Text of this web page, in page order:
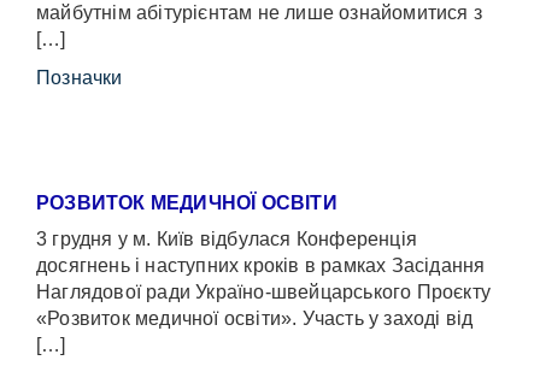
майбутнім абітурієнтам не лише ознайомитися з
[…]
Позначки
РОЗВИТОК МЕДИЧНОЇ ОСВІТИ
3 грудня у м. Київ відбулася Конференція
досягнень і наступних кроків в рамках Засідання
Наглядової ради Україно-швейцарського Проєкту
«Розвиток медичної освіти». Участь у заході від
[…]